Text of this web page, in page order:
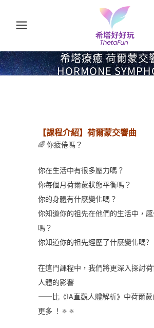
希塔療癒 荷爾蒙交
HORMONE
【課程介紹】荷爾蒙交響曲
🌈 你疲倦嗎？
你在生活中有很多壓力嗎？
你每個月荷爾蒙狀態平衡嗎？
你的身體有什麽變化嗎？
你知道你的祖先在他們的生活中，
嗎？
你知道你的祖先經歷了什麼變化嗎?
在這門課程中，我們將更深入探討
人體的影響
——比《IA直觀人體解析》中荷爾蒙
更多 ！🔅🔅